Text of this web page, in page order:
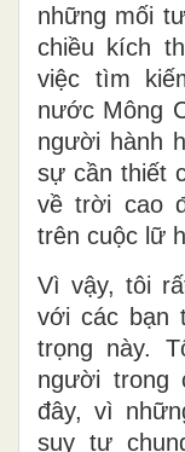
những mối
chiều kích
việc tìm
nước Mông
người hành
sự cần thiết
về trời cao
trên cuộc lữ
Vì vậy, tôi
với các bạn
trọng này.
người trong
đây, vì
suy tư